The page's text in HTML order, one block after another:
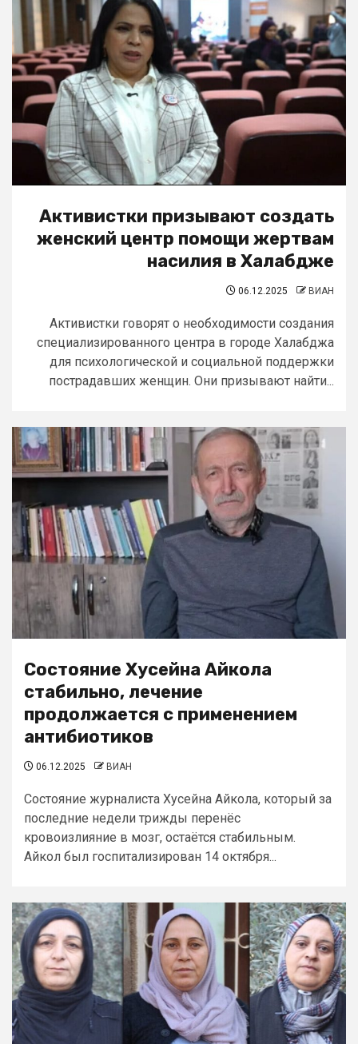
Активистки призывают создать
женский центр помощи жертвам
насилия в Халабдже
06.12.2025 ВИАН
Активистки говорят о необходимости создания
специализированного центра в городе Халабджа
для психологической и социальной поддержки
пострадавших женщин. Они призывают найти...
Состояние Хусейна Айкола
стабильно, лечение
продолжается с применением
антибиотиков
06.12.2025 ВИАН
Состояние журналиста Хусейна Айкола, который за
последние недели трижды перенёс
кровоизлияние в мозг, остаётся стабильным.
Айкол был госпитализирован 14 октября...